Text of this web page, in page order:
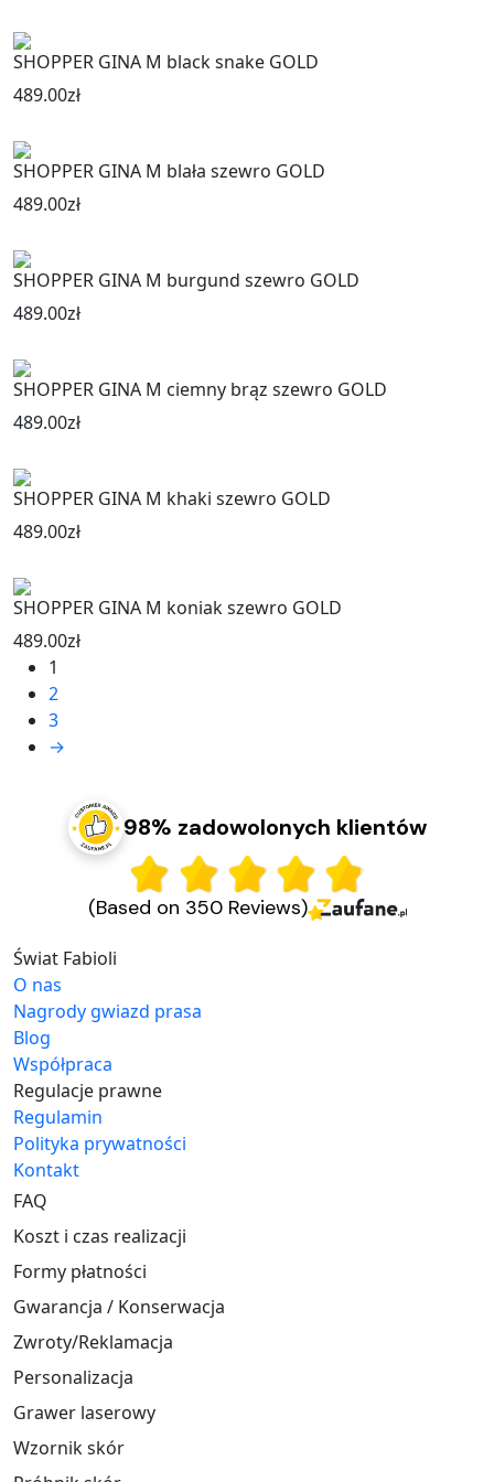
SHOPPER GINA M black snake GOLD
489.00zł
SHOPPER GINA M blała szewro GOLD
489.00zł
SHOPPER GINA M burgund szewro GOLD
489.00zł
SHOPPER GINA M ciemny brąz szewro GOLD
489.00zł
SHOPPER GINA M khaki szewro GOLD
489.00zł
SHOPPER GINA M koniak szewro GOLD
489.00zł
1
2
3
→
98% zadowolonych klientów
(Based on 350 Reviews)
Świat Fabioli
O nas
Nagrody gwiazd prasa
Blog
Współpraca
Regulacje prawne
Regulamin
Polityka prywatności
Kontakt
FAQ
Koszt i czas realizacji
Formy płatności
Gwarancja / Konserwacja
Zwroty/Reklamacja
Personalizacja
Grawer laserowy
Wzornik skór